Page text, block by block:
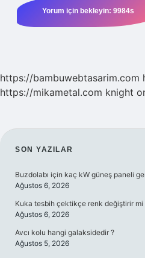
https://bambuwebtasarim.com
https://mikametal.com knight
SIDEBAR
SON YAZILAR
Buzdolabı için kaç kW güneş paneli
Ağustos 6, 2026
Kuka tesbih çektikçe renk değiştirir mi
Ağustos 6, 2026
Avcı kolu hangi galaksidedir ?
Ağustos 5, 2026